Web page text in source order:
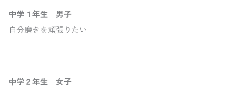
中学１年生 男子
自分磨きを頑張りたい
中学２年生 女子